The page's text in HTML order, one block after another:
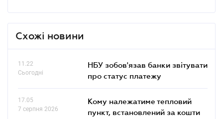
Схожі новини
11.22
Сьогодні
НБУ зобов'язав банки звітувати
про статус платежу
17.05
7 серпня 2026
Кому належатиме тепловий
пункт, встановлений за кошти